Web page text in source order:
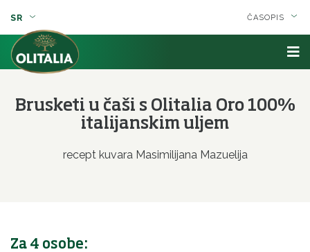
ČASOPIS
SR
Brusketi u čaši s Olitalia Oro 100%
italijanskim uljem
recept kuvara Masimilijana Mazuelija
Za 4 osobe: